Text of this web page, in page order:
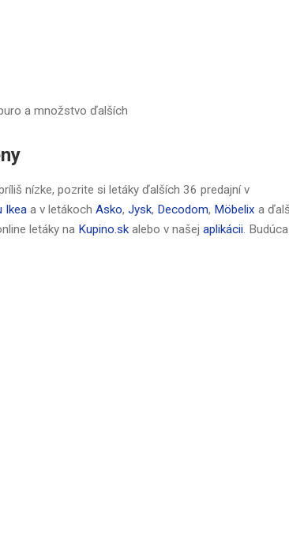
a množstvo ďalších
nízke, pozrite si letáky ďalších 36 predajní v
Ikea a v letákoch Asko, Jysk, Decodom, Möbelix a
letáky na Kupino.sk alebo v našej aplikácii . Budúca